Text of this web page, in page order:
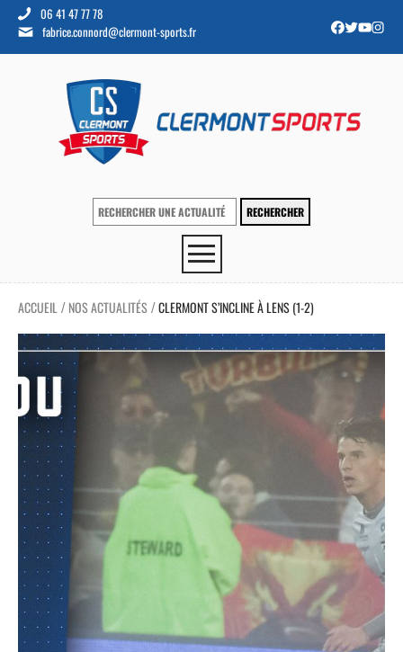
06 41 47 77 78
fabrice.connord@clermont-sports.fr
ACCUEIL / NOS ACTUALITÉS /CLERMONT S’INCLINE À LENS (1-2)